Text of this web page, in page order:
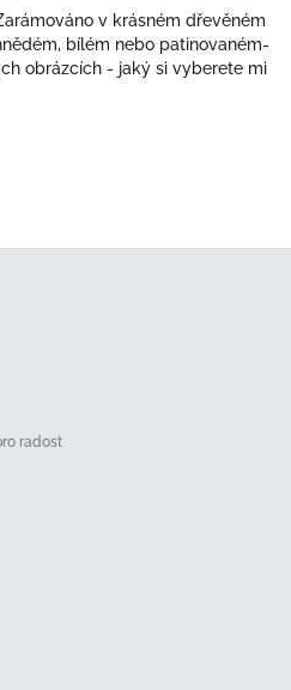
v krásném dřevěném
bílém nebo patinovaném-
obrázcích - jaký si vyberete mi
radost